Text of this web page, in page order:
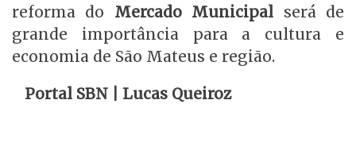
reforma do Mercado Municipal será de
grande importância para a cultura e
economia de São Mateus e região.
Portal SBN | Lucas Queiroz